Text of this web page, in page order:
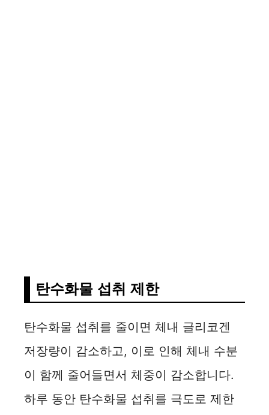
탄수화물 섭취 제한
탄수화물 섭취를 줄이면 체내 글리코겐
저장량이 감소하고, 이로 인해 체내 수분
이 함께 줄어들면서 체중이 감소합니다.
하루 동안 탄수화물 섭취를 극도로 제한